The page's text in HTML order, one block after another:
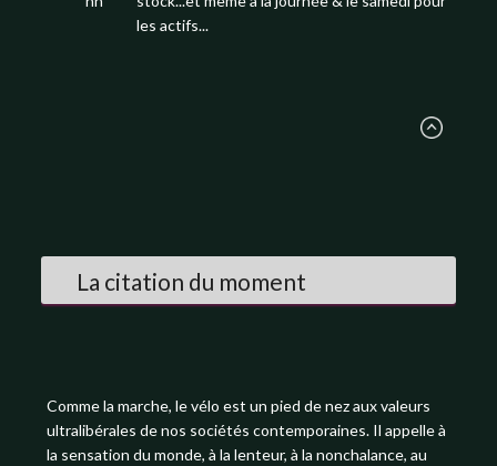
les actifs...
La citation du moment
Comme la marche, le vélo est un pied de nez aux valeurs
ultralibérales de nos sociétés contemporaines. Il appelle à
la sensation du monde, à la lenteur, à la nonchalance, au